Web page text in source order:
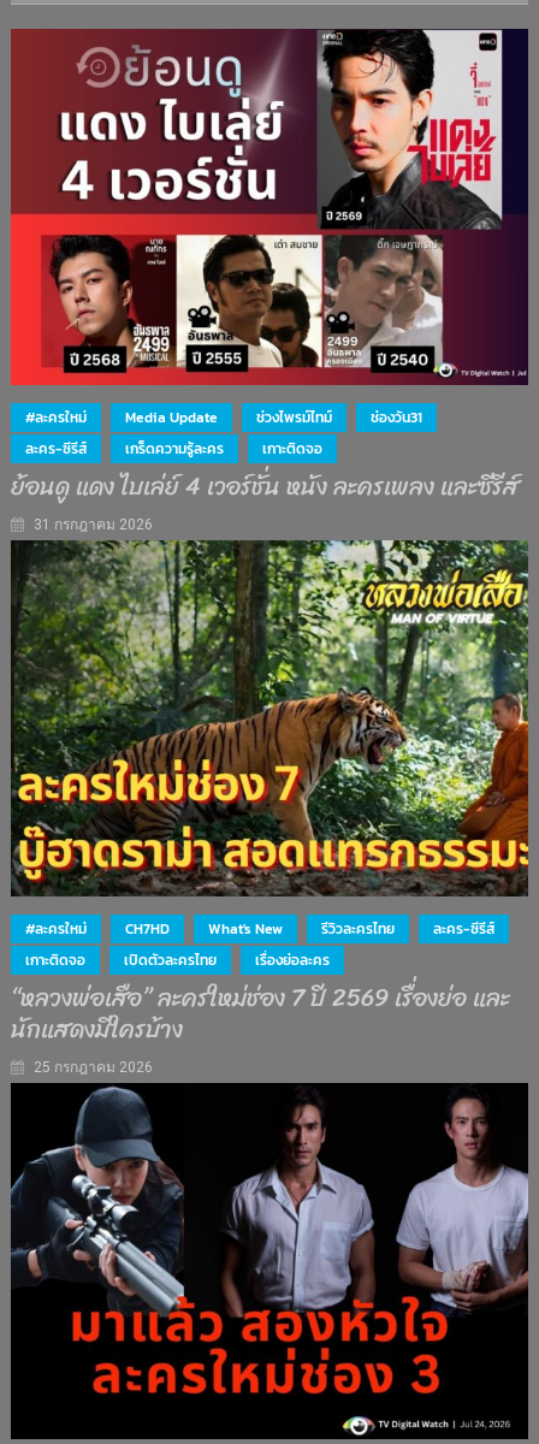
#ละครใหม่ Media Update ช่วงไพรม์ไทม์
ช่องวัน31
ละคร-ซีรีส์
เกร็ดความรู้ละคร เกาะติดจอ
ย้อนดู แดง ไบเล่ย์ 4 เวอร์ชั่น หนัง ละครเพลง และซีรีส์
31 กรกฎาคม 2026
#ละครใหม่ CH7HD What's New รีวิวละครไทย
ละคร-ซีรีส์
เกาะติดจอ
เปิดตัวละครไทย เรื่องย่อละคร
“หลวงพ่อเสือ” ละครใหม่ช่อง 7 ปี 2569 เรื่องย่อ และ
นักแสดงมีใครบ้าง
25 กรกฎาคม 2026